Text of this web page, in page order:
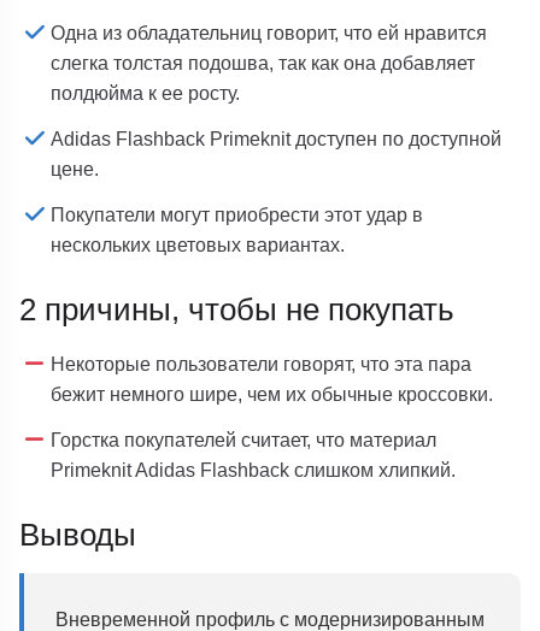
Одна из обладательниц говорит, что ей нравится
слегка толстая подошва, так как она добавляет
полдюйма к ее росту.
Adidas Flashback Primeknit доступен по доступной
цене.
Покупатели могут приобрести этот удар в
нескольких цветовых вариантах.
2 причины, чтобы не покупать
Некоторые пользователи говорят, что эта пара
бежит немного шире, чем их обычные кроссовки.
Горстка покупателей считает, что материал
Primeknit Adidas Flashback слишком хлипкий.
Выводы
Вневременной профиль с модернизированным